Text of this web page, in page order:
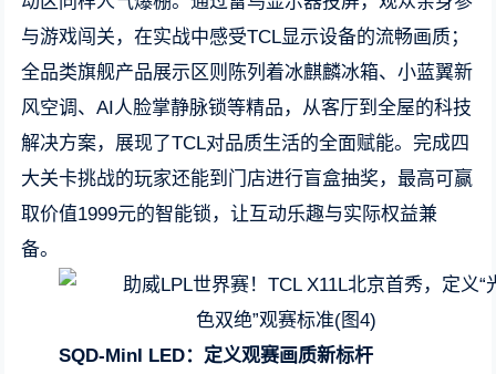
与游戏闯关，在实战中感受TCL显示设备的流畅画质；
全品类旗舰产品展示区则陈列着冰麒麟冰箱、小蓝翼新
风空调、AI人脸掌静脉锁等精品，从客厅到全屋的科技
解决方案，展现了TCL对品质生活的全面赋能。完成四
大关卡挑战的玩家还能到门店进行盲盒抽奖，最高可赢
取价值1999元的智能锁，让互动乐趣与实际权益兼
备。
SQD-MinI LED：定义观赛画质新标杆